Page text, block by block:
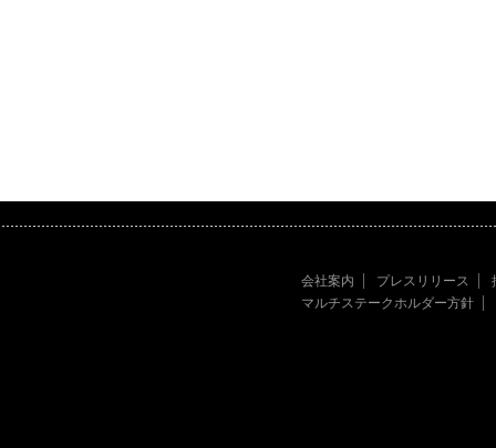
会社案内 プレスリリース
マルチステークホルダー方針